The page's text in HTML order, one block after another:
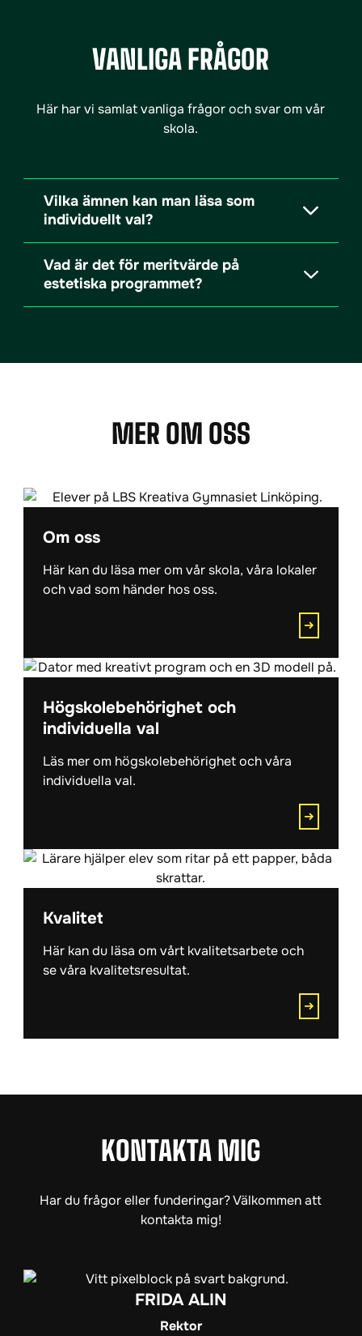
VANLIGA FRÅGOR
Här har vi samlat vanliga frågor och svar om vår
skola.
Vilka ämnen kan man läsa som
individuellt val?
Vad är det för meritvärde på
estetiska programmet?
MER OM OSS
Om oss
Här kan du läsa mer om vår skola, våra lokaler
och vad som händer hos oss.
Högskolebehörighet och
individuella val
Läs mer om högskolebehörighet och våra
individuella val.
Kvalitet
Här kan du läsa om vårt kvalitetsarbete och
se våra kvalitetsresultat.
KONTAKTA MIG
Har du frågor eller funderingar? Välkommen att
kontakta mig!
FRIDA ALIN
Rektor